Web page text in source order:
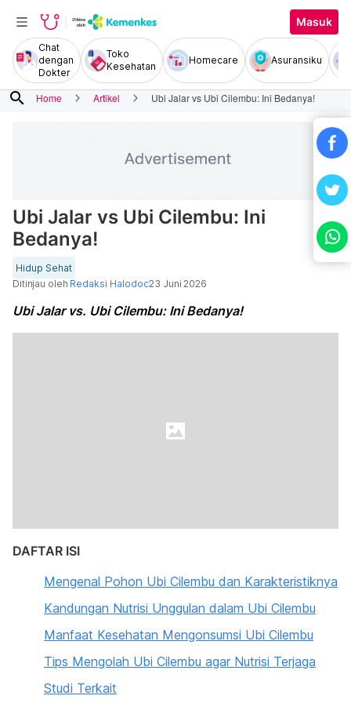
Masuk
Chat
dengan
Dokter
Toko
Kesehatan
Homecare Asuransiku
search Home Artikel Ubi Jalar vs Ubi Cilembu: Ini Bedanya!
Ubi Jalar vs Ubi Cilembu: Ini
Bedanya!
Hidup Sehat
Ditinjau oleh Redaksi Halodoc23 Juni 2026
Ubi Jalar vs. Ubi Cilembu: Ini Bedanya!
DAFTAR ISI
Mengenal Pohon Ubi Cilembu dan Karakteristiknya
Kandungan Nutrisi Unggulan dalam Ubi Cilembu
Manfaat Kesehatan Mengonsumsi Ubi Cilembu
Tips Mengolah Ubi Cilembu agar Nutrisi Terjaga
Studi Terkait